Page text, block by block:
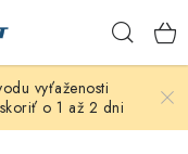
vyťaženosti
o 1 až 2 dni